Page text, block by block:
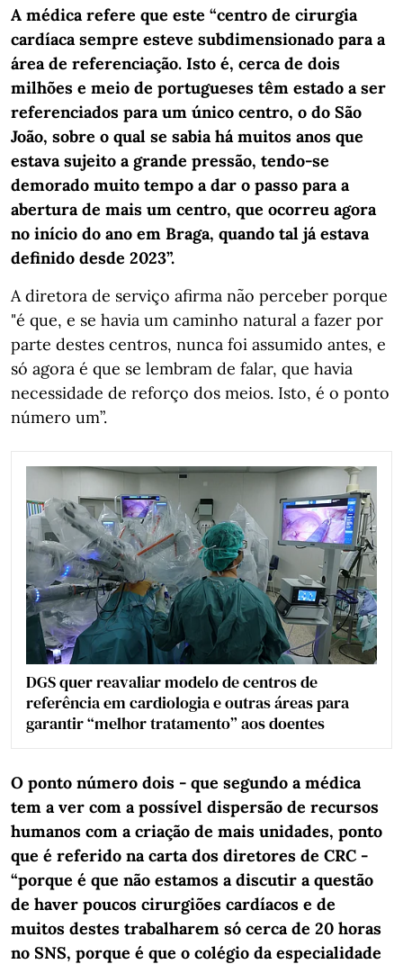
A médica refere que este “centro de cirurgia
cardíaca sempre esteve subdimensionado para a
área de referenciação. Isto é, cerca de dois
milhões e meio de portugueses têm estado a ser
referenciados para um único centro, o do São
João, sobre o qual se sabia há muitos anos que
estava sujeito a grande pressão, tendo-se
demorado muito tempo a dar o passo para a
abertura de mais um centro, que ocorreu agora
no início do ano em Braga, quando tal já estava
definido desde 2023”.
A diretora de serviço afirma não perceber porque
"é que, e se havia um caminho natural a fazer por
parte destes centros, nunca foi assumido antes, e
só agora é que se lembram de falar, que havia
necessidade de reforço dos meios. Isto, é o ponto
número um”.
DGS quer reavaliar modelo de centros de
referência em cardiologia e outras áreas para
garantir “melhor tratamento” aos doentes
O ponto número dois - que segundo a médica
tem a ver com a possível dispersão de recursos
humanos com a criação de mais unidades, ponto
que é referido na carta dos diretores de CRC -
“porque é que não estamos a discutir a questão
de haver poucos cirurgiões cardíacos e de
muitos destes trabalharem só cerca de 20 horas
no SNS, porque é que o colégio da especialidade